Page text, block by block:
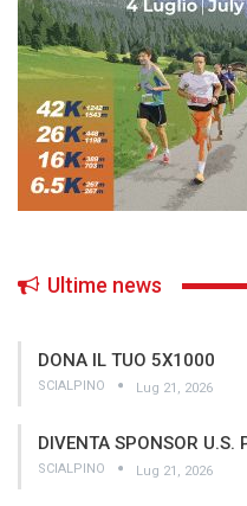
Ultime news
DONA IL TUO 5X1000
SCIALPINO Lug 21, 2026
DIVENTA SPONSOR U.S.
SCIALPINO Lug 21, 2026